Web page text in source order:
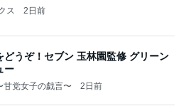
ス 2日前
どうぞ！セブン 玉林園監修 グリーン
ー
党女子の戯言〜 2日前